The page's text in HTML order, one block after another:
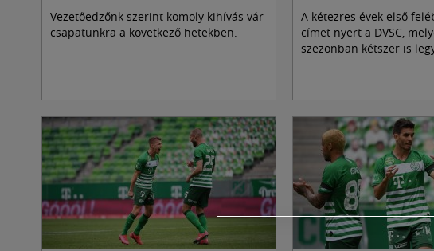
Vezetőedzőnk szerint komoly kihívás vár
csapatunkra a következő hetekben.
A kétezres évek első
címet nyert a DVSC,
szezonban kétszer is